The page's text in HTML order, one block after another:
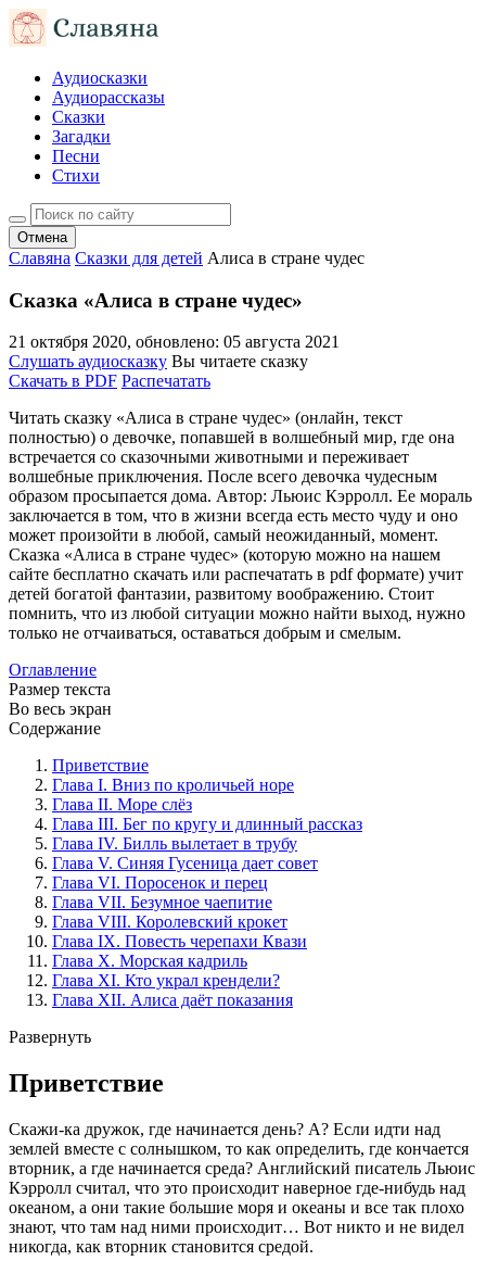
Аудиосказки
Аудиорассказы
Сказки
Загадки
Песни
Стихи
Отмена
Славяна Сказки для детей Алиса в стране чудес
Сказка «Алиса в стране чудес»
21 октября 2020, обновлено: 05 августа 2021
Слушать аудиосказку Вы читаете сказку
Скачать в PDF Распечатать
Читать сказку «Алиса в стране чудес» (онлайн, текст
полностью) о девочке, попавшей в волшебный мир, где она
встречается со сказочными животными и переживает
волшебные приключения. После всего девочка чудесным
образом просыпается дома. Автор: Льюис Кэрролл. Ее мораль
заключается в том, что в жизни всегда есть место чуду и оно
может произойти в любой, самый неожиданный, момент.
Сказка «Алиса в стране чудес» (которую можно на нашем
сайте бесплатно скачать или распечатать в pdf формате) учит
детей богатой фантазии, развитому воображению. Стоит
помнить, что из любой ситуации можно найти выход, нужно
только не отчаиваться, оставаться добрым и смелым.
Оглавление
Размер текста
Во весь экран
Содержание
Приветствие
Глава I. Вниз по кроличьей норе
Глава II. Море слёз
Глава III. Бег по кругу и длинный рассказ
Глава IV. Билль вылетает в трубу
Глава V. Синяя Гусеница дает совет
Глава VI. Поросенок и перец
Глава VII. Безумное чаепитие
Глава VIII. Королевский крокет
Глава IX. Повесть черепахи Квази
Глава X. Морская кадриль
Глава XI. Кто украл крендели?
Глава XII. Алиса даёт показания
Развернуть
Приветствие
Скажи-ка дружок, где начинается день? А? Если идти над
землей вместе с солнышком, то как определить, где кончается
вторник, а где начинается среда? Английский писатель Льюис
Кэрролл считал, что это происходит наверное где-нибудь над
океаном, а они такие большие моря и океаны и все так плохо
знают, что там над ними происходит… Вот никто и не видел
никогда, как вторник становится средой.